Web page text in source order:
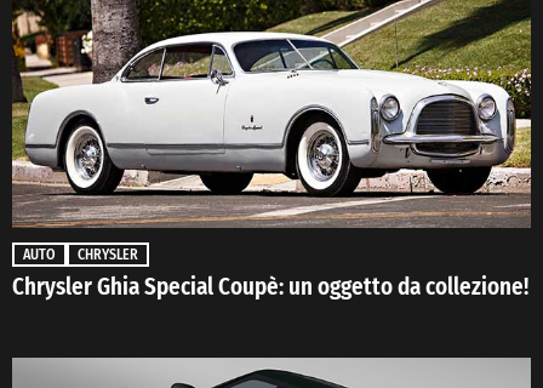
AUTO CHRYSLER
Chrysler Ghia Special Coupè: un oggetto da collezione!